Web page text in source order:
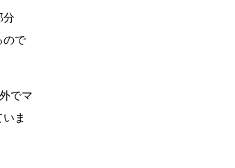
分
ので
でマ
ま